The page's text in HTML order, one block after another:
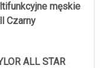
męskie
Czarny
ALL STAR